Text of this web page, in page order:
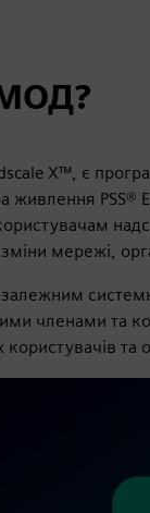
X™, є
PSS®
мережі,
членами та
користувачів